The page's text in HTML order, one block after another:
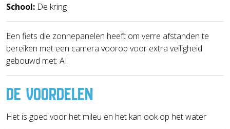
School: De kring
Een fiets die zonnepanelen heeft om verre afstanden te
bereiken met een camera voorop voor extra veiligheid
gebouwd met: AI
DE VOORDELEN
Het is goed voor het mileu en het kan ook op het water